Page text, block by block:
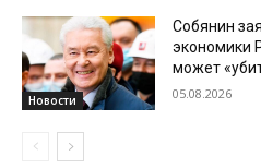
Новости
Собянин
экономики
может
05.08.2026